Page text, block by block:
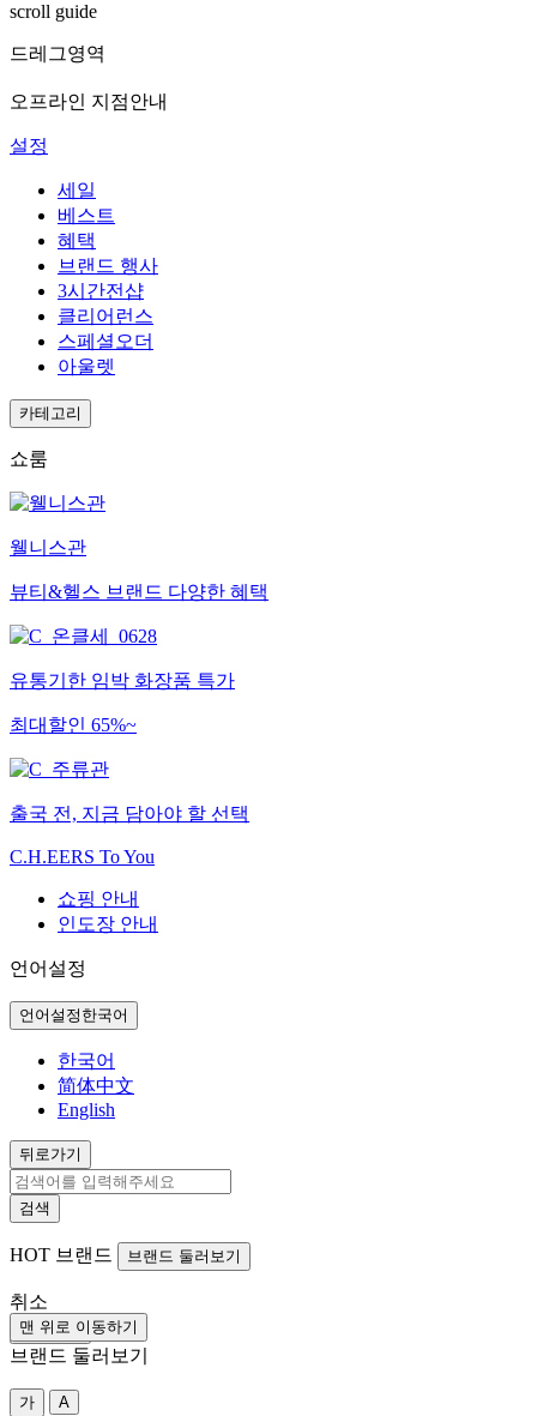
맨 위로 이동하기
scroll guide
드레그영역
오프라인 지점안내
설정
세일
베스트
혜택
브랜드 행사
3시간전샵
클리어런스
스페셜오더
아울렛
카테고리
쇼룸
웰니스관
뷰티&헬스 브랜드 다양한 혜택
유통기한 임박 화장품 특가
최대할인 65%~
출국 전, 지금 담아야 할 선택
C.H.EERS To You
쇼핑 안내
인도장 안내
언어설정
언어설정 한국어
한국어
简体中文
English
뒤로가기
검색
HOT 브랜드 브랜드 둘러보기
취소
뒤로가기
브랜드 둘러보기
가 A